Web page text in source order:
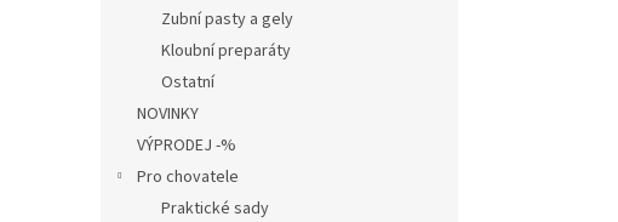
Zubní pasty a gely
Kloubní preparáty
Ostatní
NOVINKY
VÝPRODEJ -%
Pro chovatele
Praktické sady